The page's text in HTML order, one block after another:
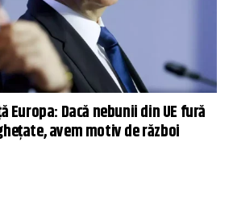
Europa: Dacă nebunii din UE fură
avem motiv de război